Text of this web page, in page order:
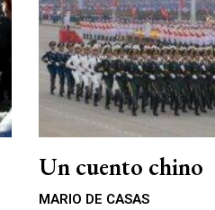
Un cuento chino
MARIO DE CASAS